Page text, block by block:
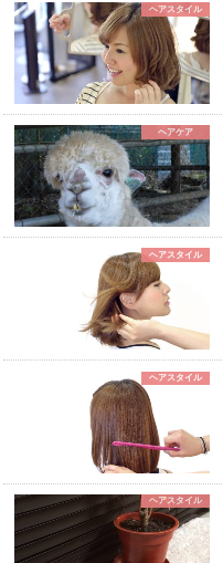
ヘアスタイル
ヘアケア
ヘアスタイル
ヘアスタイル
ヘアスタイル